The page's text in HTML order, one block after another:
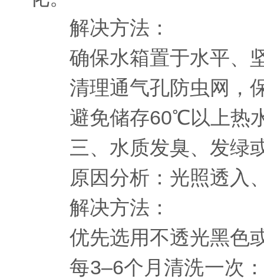
解决方法：
确保水箱置于水平、坚
清理通气孔防虫网，
避免储存60℃以上热水
三、水质发臭、发绿
原因分析：光照透入、
解决方法：
优先选用不透光黑色或
每3–6个月清洗一次：